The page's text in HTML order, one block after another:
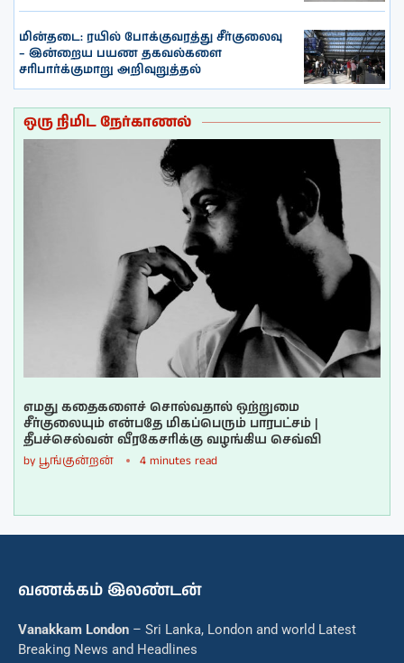
மின்தடை: ரயில் போக்குவரத்து சீர்குலைவு
– இன்றைய பயண தகவல்களை
சரிபார்க்குமாறு அறிவுறுத்தல்
ஒரு நிமிட நேர்காணல்
எமது கதைகளைச் சொல்வதால் ஒற்றுமை
சீர்குலையும் என்பதே மிகப்பெரும் பாரபட்சம் |
தீபச்செல்வன் வீரகேசரிக்கு வழங்கிய செவ்வி
by பூங்குன்றன் 4 minutes read
வணக்கம் இலண்டன்
Vanakkam London – Sri Lanka, London and world Latest
Breaking News and Headlines